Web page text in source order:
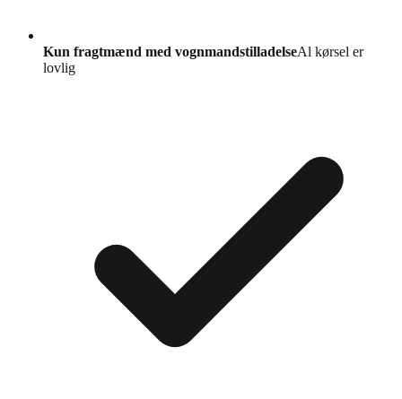
Kun fragtmænd med vognmandstilladelseAl kørsel er
lovlig